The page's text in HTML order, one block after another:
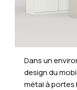
Dans un
design du
métal à